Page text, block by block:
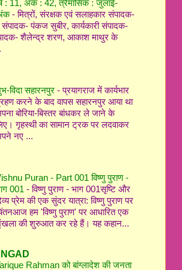
: 11, अंक : 42, त्रैमासिक : जुलाई-
-मित्रों, संरक्षक एवं सलाहकार संपादक-
पंकज सुबीर, कार्यकारी संपादक-
शैलेन्द्र शरण, आकाश माथुर के
विदा सहारनपुर -प्रयागराज में कार्यभार
करने के बाद वापस सहारनपुर आया था
बोरिया-बिस्तर बांधकर ले जाने के
गृहस्थी का सामान ट्रक पर लदवाकर
नए ...
Puran - Part 001 विष्णु पुराण -
001 -विष्णु पुराण - भाग 001सृष्टि और
प्रेम की एक सुंदर यात्रा: विष्णु पुराण पर
हम 'विष्णु पुराण' पर आधारित एक
की शुरुआत कर रहे हैं। यह कहान...
Rahman को बांग्लादेश की जनता